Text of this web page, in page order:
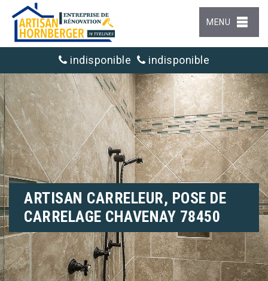
MENU
indisponible indisponible
ARTISAN CARRELEUR, POSE DE
CARRELAGE CHAVENAY 78450